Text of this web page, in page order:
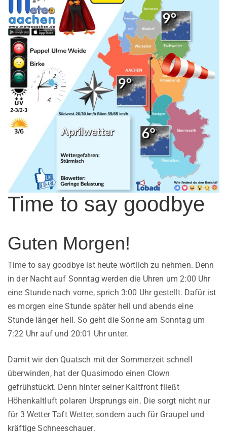
Time to say goodbye
Guten Morgen!
Time to say goodbye ist heute wörtlich zu nehmen. Denn
in der Nacht auf Sonntag werden die Uhren um 2:00 Uhr
eine Stunde nach vorne, sprich 3:00 Uhr gestellt. Dafür ist
es morgen eine Stunde später hell und abends eine
Stunde länger hell. So geht die Sonne am Sonntag um
7:22 Uhr auf und 20:01 Uhr unter.
Damit wir den Quatsch mit der Sommerzeit schnell
überwinden, hat der Quasimodo einen Clown
gefrühstückt. Denn hinter seiner Kaltfront fließt
Höhenkaltluft polaren Ursprungs ein. Die sorgt nicht nur
für 3 Wetter Taft Wetter, sondern auch für Graupel und
kräftige Schneeschauer.